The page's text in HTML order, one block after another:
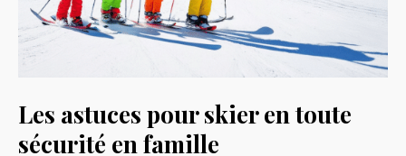
Les astuces pour skier en toute
sécurité en famille